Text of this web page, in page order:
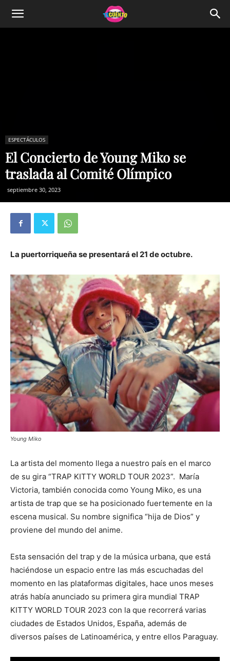
ESPECTÁCULOS
El Concierto de Young Miko se
traslada al Comité Olímpico
septiembre 30, 2023
La puertorriqueña se presentará el 21 de octubre.
Young Miko
La artista del momento llega a nuestro país en el marco
de su gira “TRAP KITTY WORLD TOUR 2023”. María
Victoria, también conocida como Young Miko, es una
artista de trap que se ha posicionado fuertemente en la
escena musical. Su nombre significa “hija de Dios” y
proviene del mundo del anime.
Esta sensación del trap y de la música urbana, que está
haciéndose un espacio entre las más escuchadas del
momento en las plataformas digitales, hace unos meses
atrás había anunciado su primera gira mundial TRAP
KITTY WORLD TOUR 2023 con la que recorrerá varias
ciudades de Estados Unidos, España, además de
diversos países de Latinoamérica, y entre ellos Paraguay.